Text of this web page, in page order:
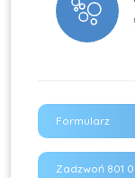
Formularz
Zadzwoń 801